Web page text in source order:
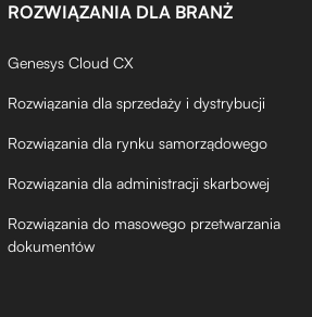
ROZWIĄZANIA DLA BRANŻ
Genesys Cloud CX
Rozwiązania dla sprzedaży i dystrybucji
Rozwiązania dla rynku samorządowego
Rozwiązania dla administracji skarbowej
Rozwiązania do masowego przetwarzania
dokumentów